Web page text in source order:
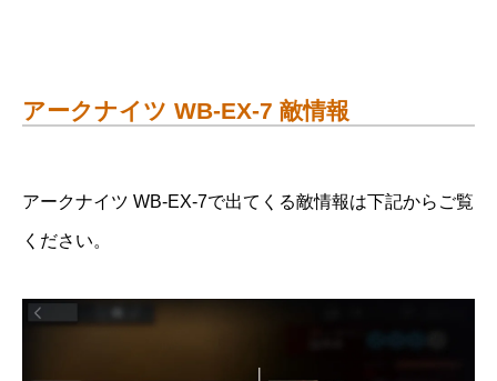
アークナイツ WB-EX-7 敵情報
アークナイツ WB-EX-7で出てくる敵情報は下記からご覧
ください。